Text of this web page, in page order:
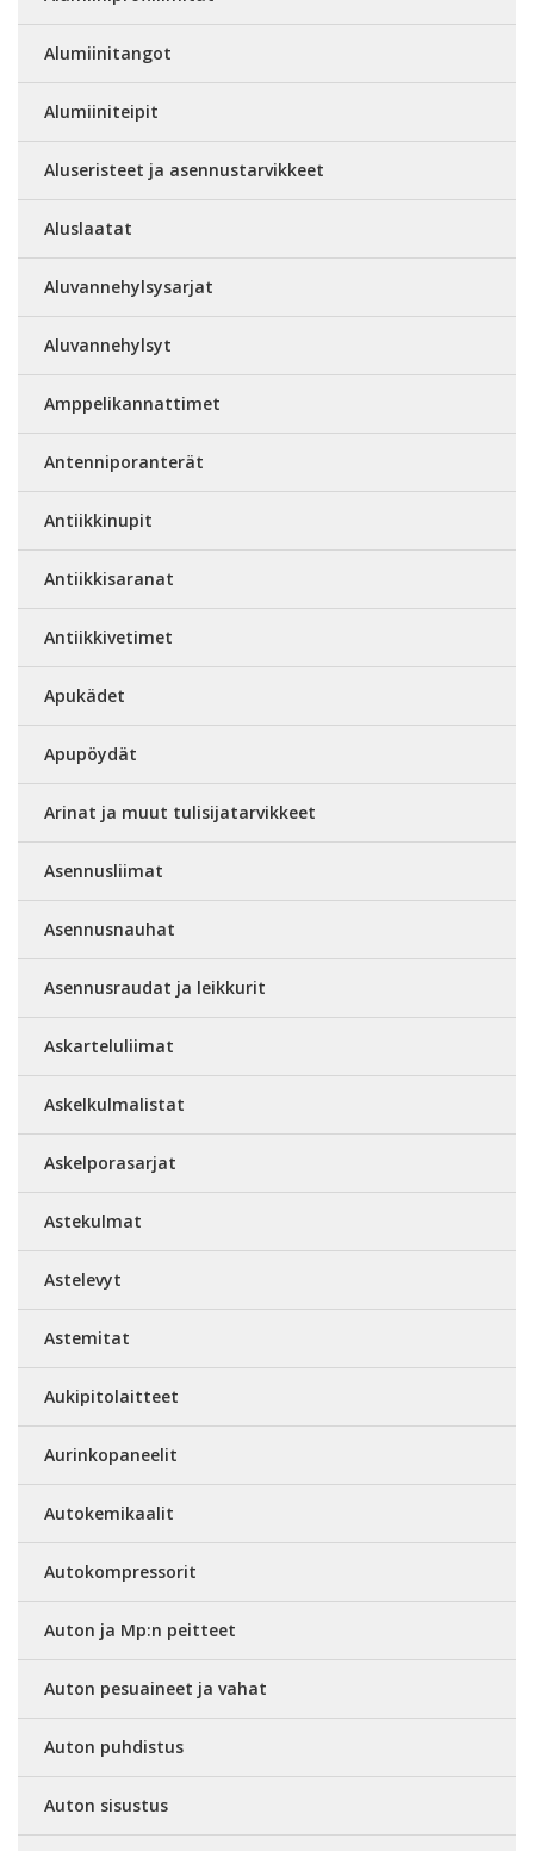
Alumiinitangot
Alumiiniteipit
Aluseristeet ja asennustarvikkeet
Aluslaatat
Aluvannehylsysarjat
Aluvannehylsyt
Amppelikannattimet
Antenniporanterät
Antiikkinupit
Antiikkisaranat
Antiikkivetimet
Apukädet
Apupöydät
Arinat ja muut tulisijatarvikkeet
Asennusliimat
Asennusnauhat
Asennusraudat ja leikkurit
Askarteluliimat
Askelkulmalistat
Askelporasarjat
Astekulmat
Astelevyt
Astemitat
Aukipitolaitteet
Aurinkopaneelit
Autokemikaalit
Autokompressorit
Auton ja Mp:n peitteet
Auton pesuaineet ja vahat
Auton puhdistus
Auton sisustus